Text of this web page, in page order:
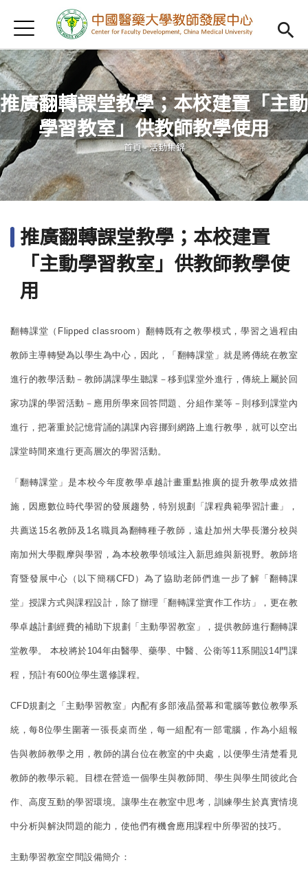
首頁
Open
認識我們
Open
教學研習
Open
新進教師
Open
傑出教授
Open
教師專業社群
Open
借用項目
AI專區
Jump to Navigation
Jump to Main content
推廣翻轉課堂教學；本校建置「主動
學習教室」供教師教學使用
您在這裡
首頁-活動集錦
推廣翻轉課堂教學；本校建置
「主動學習教室」供教師教學使
用
翻轉課堂（Flipped classroom）翻轉既有之教學模式，學習之過程由
教師主導轉變為以學生為中心，因此，「翻轉課堂」就是將傳統在教室
進行的教學活動－教師講課學生聽課－移到課堂外進行，傳統上屬於回
家功課的學習活動－應用所學來回答問題、分組作業等－則移到課堂內
進行，把著重於記憶背誦的講課內容挪到網路上進行教學，就可以空出
課堂時間來進行更高層次的學習活動。
「翻轉課堂」是本校今年度教學卓越計畫重點推廣的提升教學成效措
施，因應數位時代學習的發展趨勢，特別規劃「課程典範學習計畫」，
共薦送15名教師及1名職員為翻轉種子教師，遠赴加州大學長灘分校與
南加州大學觀摩與學習，為本校教學領域注入新思維與新視野。教師培
育暨發展中心（以下簡稱CFD）為了協助老師們進一步了解「翻轉課
堂」授課方式與課程設計，除了辦理「翻轉課堂實作工作坊」，更在教
學卓越計劃經費的補助下規劃「主動學習教室」，提供教師進行翻轉課
堂教學。 本校將於104年由醫學、藥學、中醫、公衛等11系開設14門課
程，預計有600位學生選修課程。
CFD規劃之「主動學習教室」內配有多部液晶螢幕和電腦等數位教學系
統，每8位學生圍著一張長桌而坐，每一組配有一部電腦，作為小組報
告與教師教學之用，教師的講台位在教室的中央處，以便學生清楚看見
教師的教學示範。目標在營造一個學生與教師間、學生與學生間彼此合
作、高度互動的學習環境。讓學生在教室中思考，訓練學生於真實情境
中分析與解決問題的能力，使他們有機會應用課程中所學習的技巧。
主動學習教室空間設備簡介：